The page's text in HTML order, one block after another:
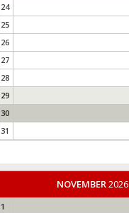
24
25
26
27
28
29
30
31
NOVEMBER2026
1